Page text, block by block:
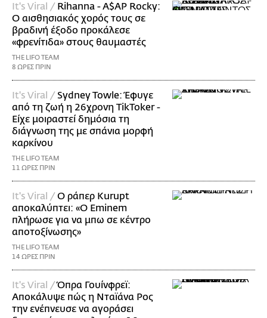
It's Viral / Rihanna - A$AP Rocky:
Ο αισθησιακός χορός τους σε
βραδινή έξοδο προκάλεσε
«φρενίτιδα» στους θαυμαστές
THE LIFO TEAM
8 ΩΡΕΣ ΠΡΙΝ
It's Viral / Sydney Towle: Έφυγε
από τη ζωή η 26χρονη TikToker -
Είχε μοιραστεί δημόσια τη
διάγνωση της με σπάνια μορφή
καρκίνου
THE LIFO TEAM
11 ΩΡΕΣ ΠΡΙΝ
It's Viral /Ο ράπερ Kurupt
αποκαλύπτει: «Ο Eminem
πλήρωσε για να μπω σε κέντρο
αποτοξίνωσης»
THE LIFO TEAM
14 ΩΡΕΣ ΠΡΙΝ
It's Viral /Όπρα Γουίνφρεϊ:
Αποκάλυψε πώς η Νταϊάνα Ρος
την ενέπνευσε να αγοράσει